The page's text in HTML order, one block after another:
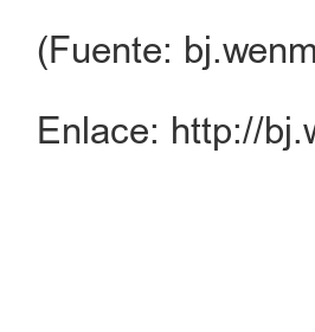
(Fuente:
Enlace: http://